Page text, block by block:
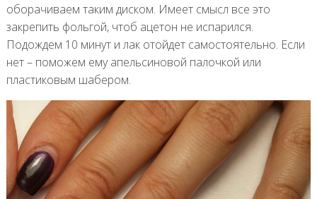
оборачиваем таким диском. Имеет смысл все это
закрепить фольгой, чтоб ацетон не испарился.
Подождем 10 минут и лак отойдет самостоятельно. Если
нет – поможем ему апельсиновой палочкой или
пластиковым шабером.